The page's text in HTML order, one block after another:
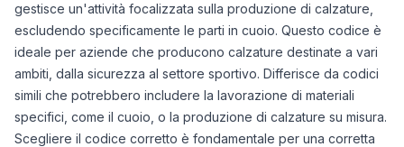
gestisce un'attività focalizzata sulla produzione di calzature,
escludendo specificamente le parti in cuoio. Questo codice è
ideale per aziende che producono calzature destinate a vari
ambiti, dalla sicurezza al settore sportivo. Differisce da codici
simili che potrebbero includere la lavorazione di materiali
specifici, come il cuoio, o la produzione di calzature su misura.
Scegliere il codice corretto è fondamentale per una corretta